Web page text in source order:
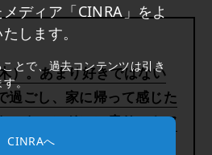
ディア「CINRA」をよ
します。
とで、過去コンテンツは引き
す。
CINRAへ
）。あまり好きではない
過ごし、家に帰って感じた
いやロンドンに戻り、カフ
れることの幸せ。